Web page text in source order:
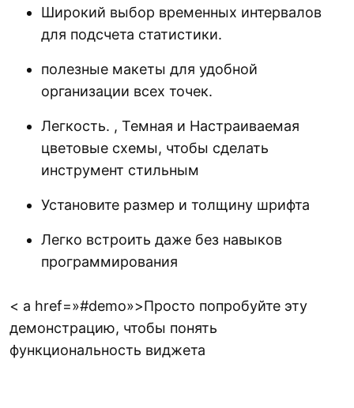
Широкий выбор временных интервалов
для подсчета статистики.
полезные макеты для удобной
организации всех точек.
Легкость. , Темная и Настраиваемая
цветовые схемы, чтобы сделать
инструмент стильным
Установите размер и толщину шрифта
Легко встроить даже без навыков
программирования
< a href=»#demo»>Просто попробуйте эту
демонстрацию, чтобы понять
функциональность виджета